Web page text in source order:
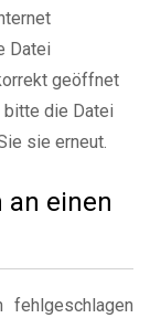
Datei
geöffnet
bitte die Datei
sie erneut.
an einen
fehlgeschlagen